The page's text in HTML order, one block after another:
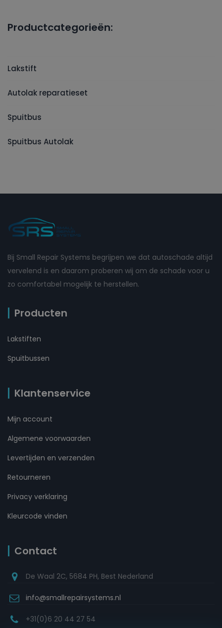
Productcategorieën:
Lakstift
Autolak reparatieset
Spuitbus
Spuitbus Autolak
Bij Small Repair Systems begrijpen we dat autoschade altijd
vervelend is en daarom proberen wij om de schade voor u
zo comfortabel mogelijk te herstellen.
Producten
Lakstiften
Spuitbussen
Klantenservice
Mijn account
Algemene voorwaarden
Levertijden en verzenden
Retourneren
Privacy verklaring
Kleurcode vinden
Contact
De Waal 2C, 5684 PH, Best Nederland
info@smallrepairsystems.nl
+31(0)6 20 44 27 54